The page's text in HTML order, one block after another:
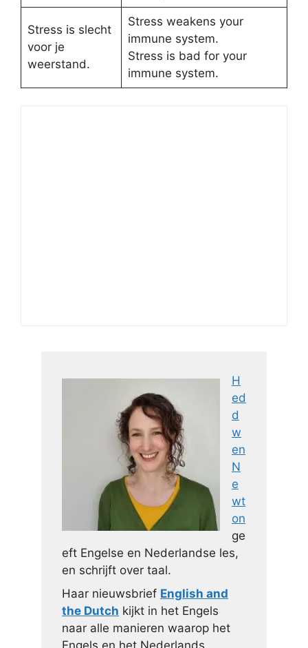
Stress is slecht
voor je
weerstand.
Stress weakens your
immune system.
Stress is bad for your
immune system.
H
ed
d
w
en
N
e
wt
on
ge
eft Engelse en Nederlandse les,
en schrijft over taal.
Haar nieuwsbrief English and
the Dutch kijkt in het Engels
naar alle manieren waarop het
Engels en het Nederlands